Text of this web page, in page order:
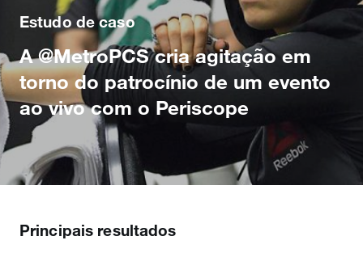
Estudo de caso
A @MetroPCS cria agitação em
torno do patrocínio de um evento
ao vivo com o Periscope
Principais resultados